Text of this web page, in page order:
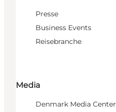
Presse
Business Events
Reisebranche
Media
Denmark Media Center